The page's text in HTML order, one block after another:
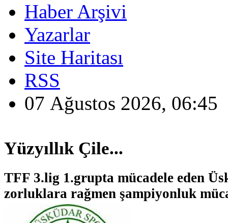
Haber Arşivi
Yazarlar
Site Haritası
RSS
07 Ağustos 2026, 06:45
Yüzyıllık Çile...
TFF 3.lig 1.grupta mücadele eden
zorluklara rağmen şampiyonluk